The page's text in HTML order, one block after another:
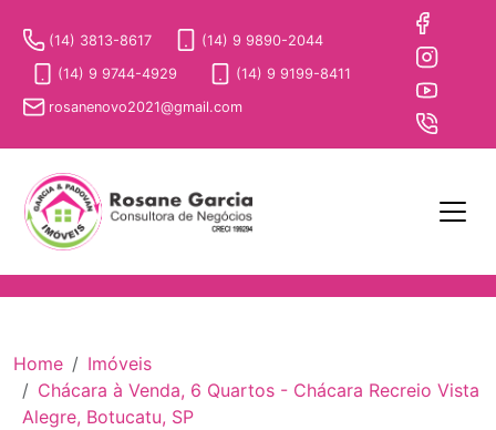
(14) 3813-8617 (14) 9 9890-2044
(14) 9 9744-4929 (14) 9 9199-8411
rosanenovo2021@gmail.com
Home
Imóveis
Chácara à Venda, 6 Quartos - Chácara Recreio Vista
Alegre, Botucatu, SP